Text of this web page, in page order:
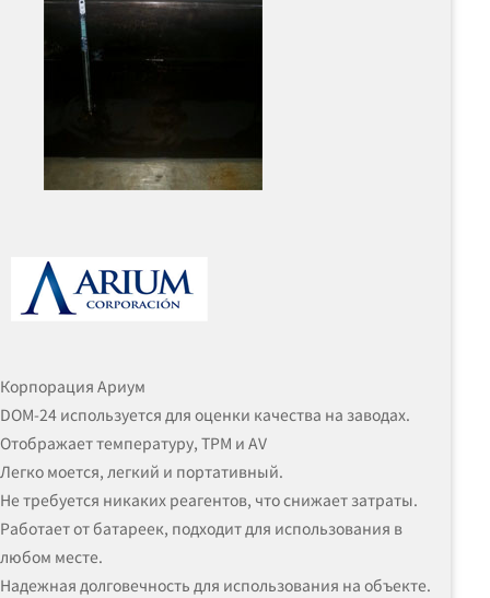
Корпорация Ариум
DOM-24 используется для оценки качества на заводах.
Отображает температуру, TPM и AV
Легко моется, легкий и портативный.
Не требуется никаких реагентов, что снижает затраты.
Работает от батареек, подходит для использования в
любом месте.
Надежная долговечность для использования на объекте.